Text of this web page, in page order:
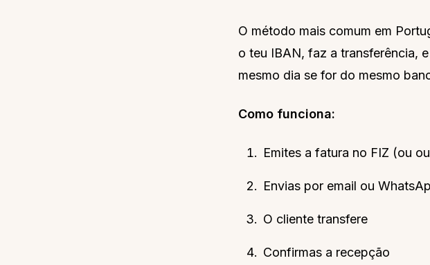
O método mais comum em
o teu IBAN, faz a transferência,
mesmo dia se for do mesmo
Como funciona:
Emites a fatura no FIZ (ou
Envias por email ou
O cliente transfere
Confirmas a recepção